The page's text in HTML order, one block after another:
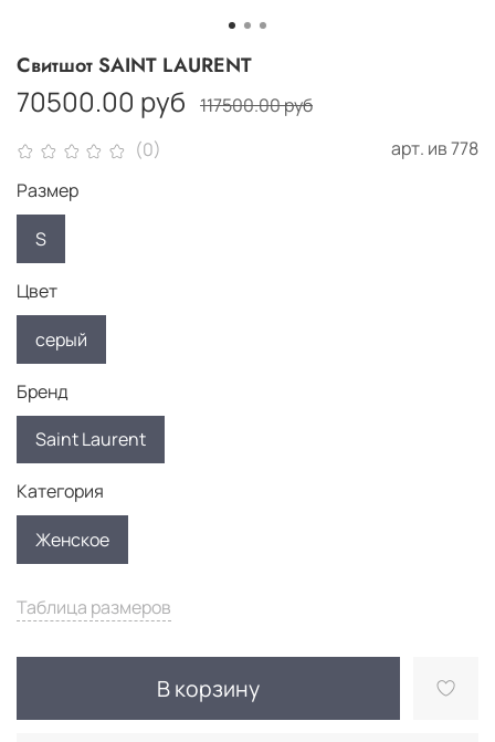
(0) арт. ив 778
Свитшот SAINT LAURENT
70500.00 руб 117500.00 руб
Таблица размеров
В корзину
Размер
S
Цвет
серый
Бренд
Saint Laurent
Категория
Женское